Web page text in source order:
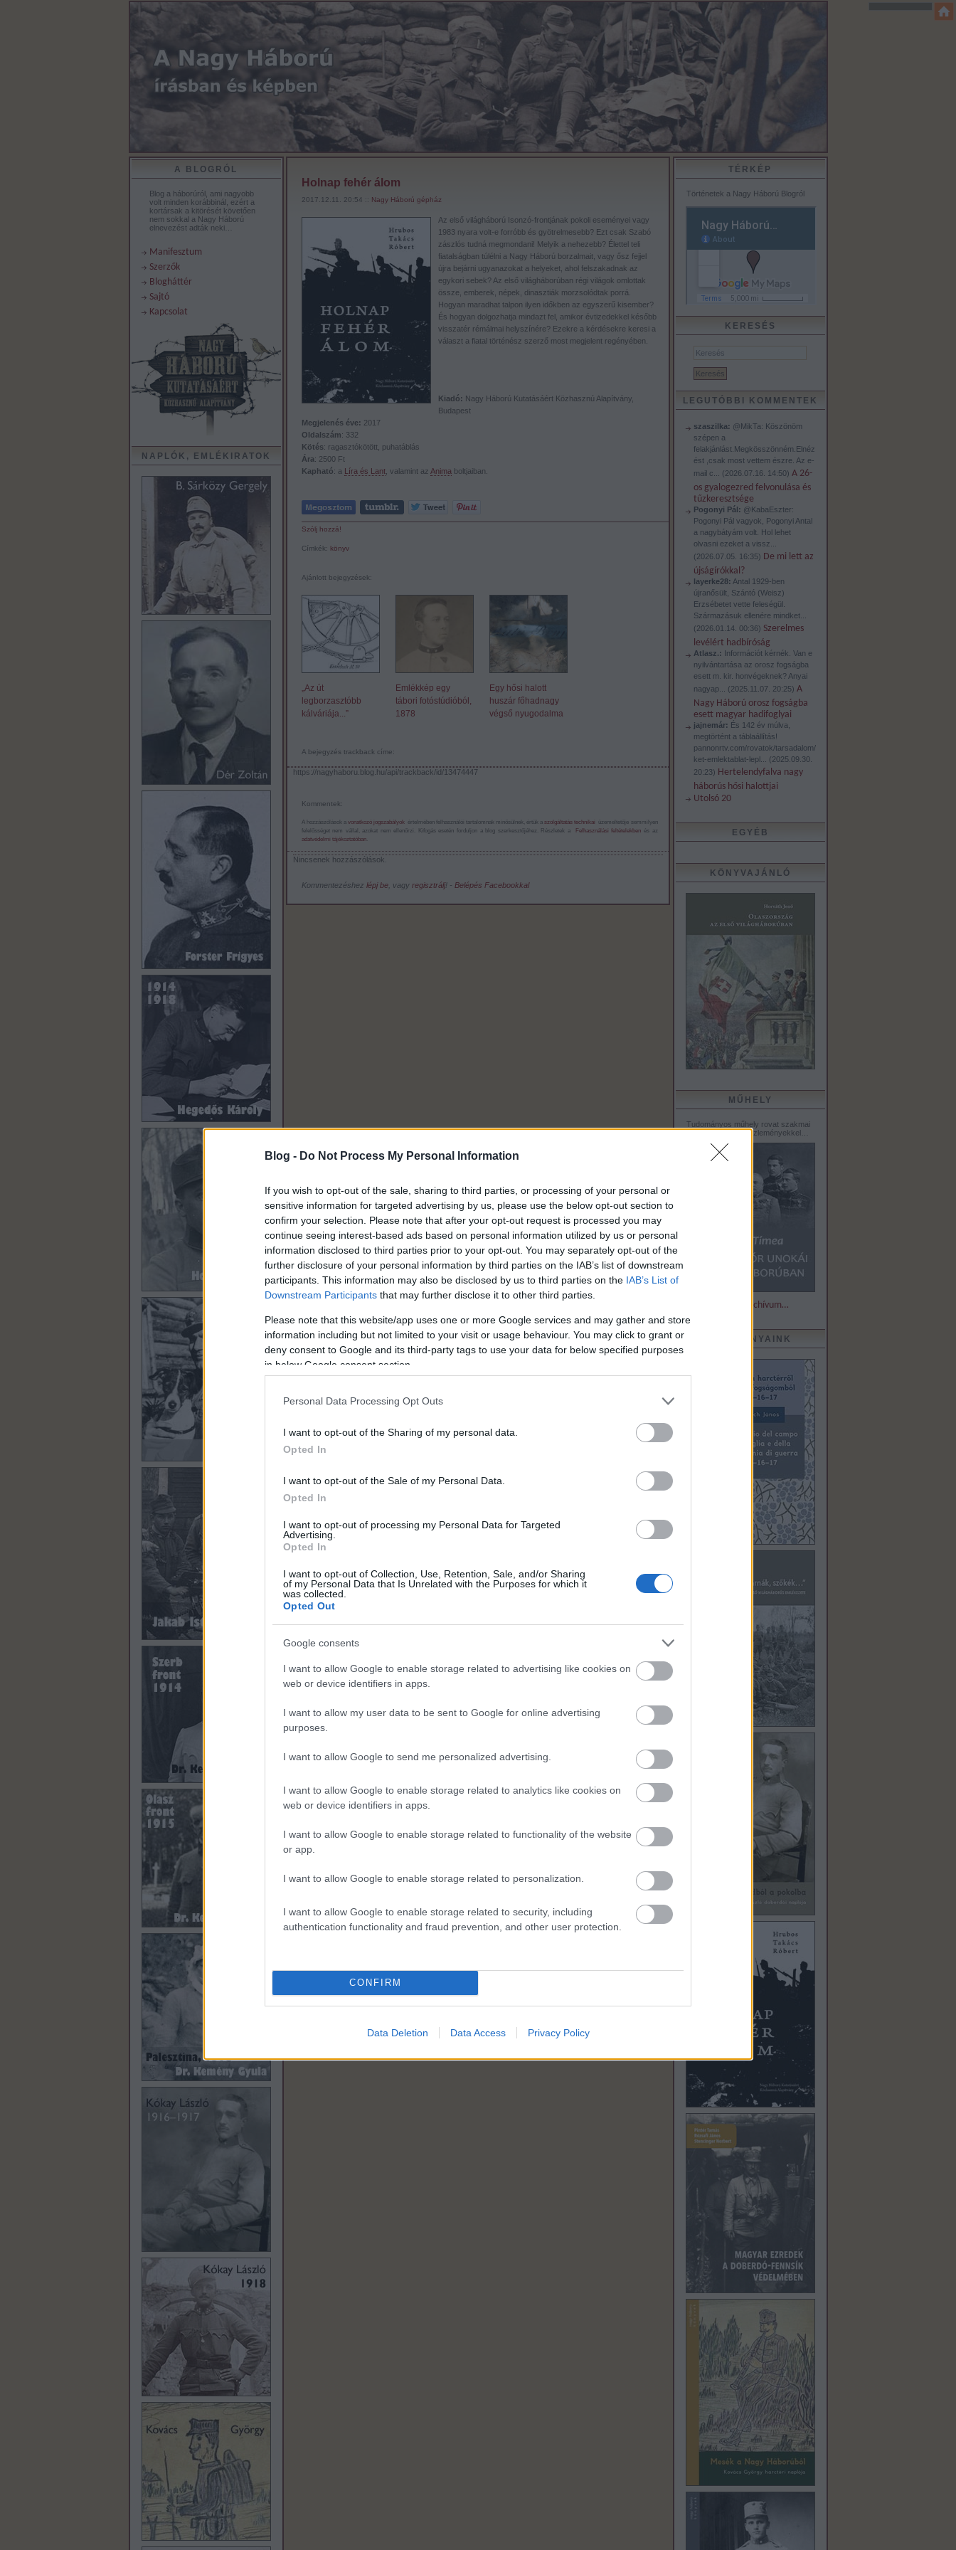
Blog - Do Not Process My Personal Information
If you wish to opt-out of the sale, sharing to third parties, or processing of your personal or
sensitive information for targeted advertising by us, please use the below opt-out section to
confirm your selection. Please note that after your opt-out request is processed you may
continue seeing interest-based ads based on personal information utilized by us or personal
information disclosed to third parties prior to your opt-out. You may separately opt-out of the
further disclosure of your personal information by third parties on the IAB’s list of downstream
participants. This information may also be disclosed by us to third parties on the IAB’s List of
Downstream Participants that may further disclose it to other third parties.
Please note that this website/app uses one or more Google services and may gather and store
information including but not limited to your visit or usage behaviour. You may click to grant or
deny consent to Google and its third-party tags to use your data for below specified purposes
in below Google consent section.
Personal Data Processing Opt Outs
I want to opt-out of the Sharing of my personal data.
Opted In
I want to opt-out of the Sale of my Personal Data.
Opted In
I want to opt-out of processing my Personal Data for Targeted
Advertising.
Opted In
I want to opt-out of Collection, Use, Retention, Sale, and/or Sharing
of my Personal Data that Is Unrelated with the Purposes for which it
was collected.
Opted Out
Google consents
I want to allow Google to enable storage related to advertising like cookies on
web or device identifiers in apps.
I want to allow my user data to be sent to Google for online advertising
purposes.
I want to allow Google to send me personalized advertising.
I want to allow Google to enable storage related to analytics like cookies on
web or device identifiers in apps.
I want to allow Google to enable storage related to functionality of the website
or app.
I want to allow Google to enable storage related to personalization.
I want to allow Google to enable storage related to security, including
authentication functionality and fraud prevention, and other user protection.
CONFIRM
Data Deletion Data Access Privacy Policy
A BLOGRÓL
Blog a háborúról, ami nagyobb
volt minden korábbinál, ezért a
kortársak a kitörését követően
nem sokkal a Nagy Háború
elnevezést adták neki…
Manifesztum
Szerzők
Blogháttér
Sajtó
Kapcsolat
NAPLÓK, EMLÉKIRATOK
Holnap fehér álom
2017.12.11. 20:54 :: Nagy Háború gépház
Az első világháború Isonzó-frontjának pokoli eseményei vagy
1983 nyara volt-e forróbb és gyötrelmesebb? Ezt csak Szabó
zászlós tudná megmondani! Melyik a nehezebb? Élettel teli
fiatalságban túlélni a Nagy Háború borzalmait, vagy ősz fejjel
újra bejárni ugyanazokat a helyeket, ahol felszakadnak az
egykori sebek? Az első világháborúban régi világok omlottak
össze, emberek, népek, dinasztiák morzsolódtak porrá.
Hogyan maradhat talpon ilyen időkben az egyszerű kisember?
És hogyan dolgozhatja mindazt fel, amikor évtizedekkel később
visszatér rémálmai helyszínére? Ezekre a kérdésekre keresi a
választ a fiatal történész szerző most megjelent regényében.
Kiadó: Nagy Háború Kutatásáért Közhasznú Alapítvány,
Budapest
Megjelenés éve: 2017
Oldalszám: 332
Kötés: ragasztókötött, puhatáblás
Ára: 2500 Ft
Kapható: a Líra és Lant, valamint az Anima boltjaiban.
Szólj hozzá!
Címkék: könyv
Ajánlott bejegyzések:
„Az út
legborzasztóbb
kálváriája...”
Emlékkép egy
tábori fotóstúdióból,
1878
Egy hősi halott
huszár főhadnagy
végső nyugodalma
A bejegyzés trackback címe:
https://nagyhaboru.blog.hu/api/trackback/id/13474447
Kommentek:
A hozzászólások a vonatkozó jogszabályokértelmében felhasználói tartalomnak minősülnek, értük aszolgáltatás technikai
üzemeltetője semmilyen
felelősséget nem vállal, azokat nem ellenőrzi. Kifogás esetén forduljon a blog szerkesztőjéhez. Részletek a
Felhasználási feltételekben és az
adatvédelmi tájékoztatóban.
Nincsenek hozzászólások.
Kommentezéshez lépj be, vagy regisztrálj! ‐ Belépés Facebookkal
TÉRKÉP
Történetek a Nagy Háború Blogról
KERESÉS
LEGUTÓBBI KOMMENTEK
szaszilka: @MikTa: Köszönöm
szépen a
felakjánlást.Megkösszönném.Elnéz
ést ,csak most vettem észre. Az e-
mail c...
(2026.07.16. 14:50) A 26-
os gyalogezred felvonulása és
tűzkeresztsége
Pogonyi Pál: @KabaEszter:
Pogonyi Pál vagyok, Pogonyi Antal
a nagybátyám volt. Hol lehet
olvasni ezeket a vissz...
(2026.07.05. 16:35) De mi lett az
újságírókkal?
layerke28: Antal 1929-ben
újranősült, Szántó (Weisz)
Erzsébetet vette feleségül.
Származásuk ellenére mindket...
(2026.01.14. 00:36) Szerelmes
levélért hadbíróság
Atlasz.: Információt kérnék. Van e
nyilvántartása az orosz fogságba
esett m. kir. honvégeknek? Anyai
nagyap...
(2025.11.07. 20:25) A
Nagy Háború orosz fogságba
esett magyar hadifoglyai
jajnemár: És 142 év múlva,
megtörtént a táblaállítás!
pannonrtv.com/rovatok/tarsadalom/
ket-emlektablat-lepl...
(2025.09.30.
20:23) Hertelendyfalva nagy
háborús hősi halottjai
Utolsó 20
EGYÉB
KÖNYVAJÁNLÓ
MŰHELY
Tudományos műhely rovat szakmai
tanulmányokkal, közleményekkel…
Részletek és archívum…
KIADVÁNYAINK